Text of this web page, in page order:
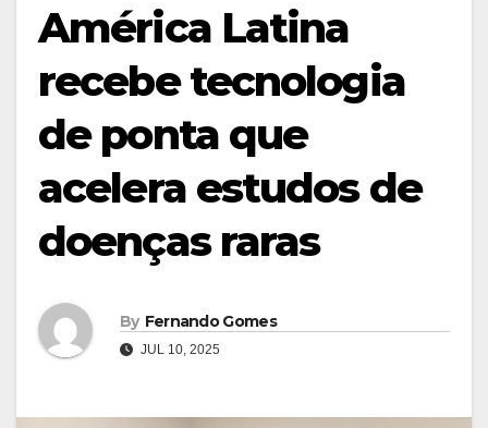
América Latina
recebe tecnologia
de ponta que
acelera estudos de
doenças raras
By Fernando Gomes
JUL 10, 2025